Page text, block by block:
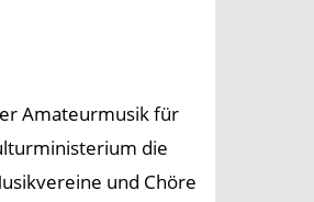
Amateurmusik für
die
und Chöre